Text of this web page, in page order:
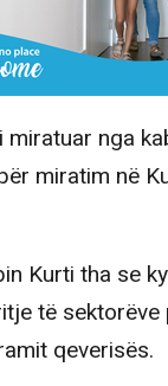
miratuar nga
miratim në
Kurti tha se
të
qeverisës.